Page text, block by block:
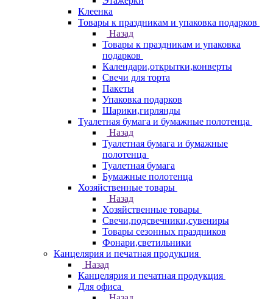
Клеенка
Товары к праздникам и упаковка подарков
Назад
Товары к праздникам и упаковка
подарков
Календари,открытки,конверты
Свечи для торта
Пакеты
Упаковка подарков
Шарики,гирлянды
Туалетная бумага и бумажные полотенца
Назад
Туалетная бумага и бумажные
полотенца
Туалетная бумага
Бумажные полотенца
Хозяйственные товары
Назад
Хозяйственные товары
Свечи,подсвечники,сувениры
Товары сезонных праздников
Фонари,светильники
Канцелярия и печатная продукция
Назад
Канцелярия и печатная продукция
Для офиса